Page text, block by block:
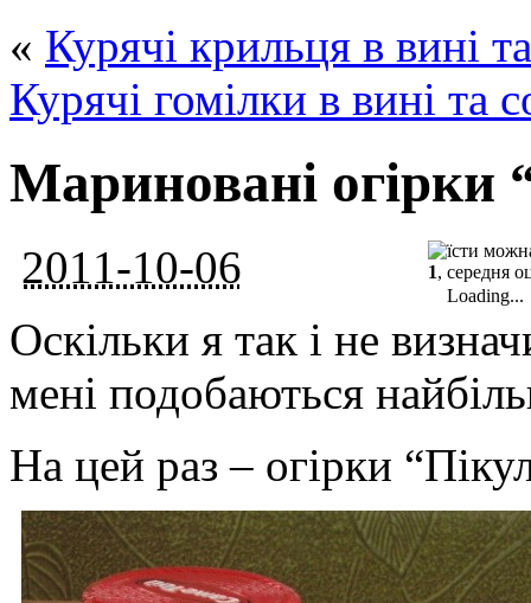
« Курячі крильця в вині
Курячі гомілки в вині та
Мариновані огірки
2011-10-06 1, середня
Loading...
Оскільки я так і не
мені подобаються
На цей раз – огірки